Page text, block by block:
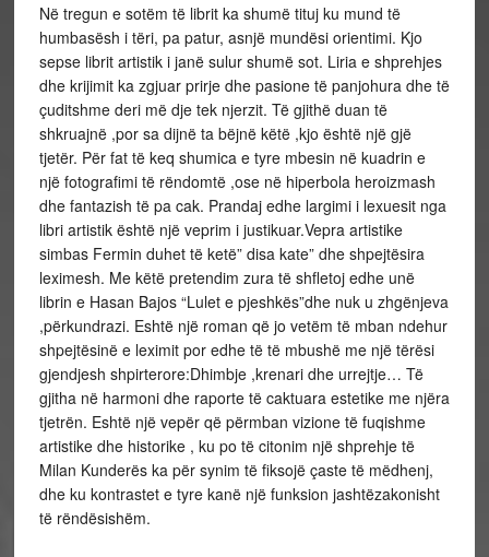
Në tregun e sotëm të librit ka shumë tituj ku mund të
humbasësh i tëri, pa patur, asnjë mundësi orientimi. Kjo
sepse librit artistik i janë sulur shumë sot. Liria e shprehjes
dhe krijimit ka zgjuar prirje dhe pasione të panjohura dhe të
çuditshme deri më dje tek njerzit. Të gjithë duan të
shkruajnë ,por sa dijnë ta bëjnë këtë ,kjo është një gjë
tjetër. Për fat të keq shumica e tyre mbesin në kuadrin e
një fotografimi të rëndomtë ,ose në hiperbola heroizmash
dhe fantazish të pa cak. Prandaj edhe largimi i lexuesit nga
libri artistik është një veprim i justikuar.Vepra artistike
simbas Fermin duhet të ketë” disa kate” dhe shpejtësira
leximesh. Me këtë pretendim zura të shfletoj edhe unë
librin e Hasan Bajos “Lulet e pjeshkës”dhe nuk u zhgënjeva
,përkundrazi. Eshtë një roman që jo vetëm të mban ndehur
shpejtësinë e leximit por edhe të të mbushë me një tërësi
gjendjesh shpirterore:Dhimbje ,krenari dhe urrejtje… Të
gjitha në harmoni dhe raporte të caktuara estetike me njëra
tjetrën. Eshtë një vepër që përmban vizione të fuqishme
artistike dhe historike , ku po të citonim një shprehje të
Milan Kunderës ka për synim të fiksojë çaste të mëdhenj,
dhe ku kontrastet e tyre kanë një funksion jashtëzakonisht
të rëndësishëm.